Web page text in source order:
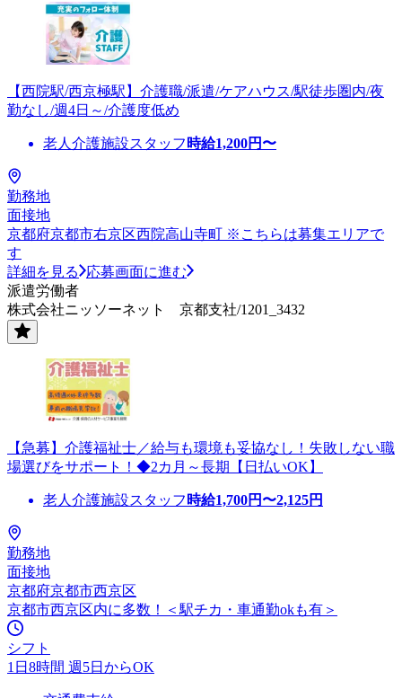
【西院駅/西京極駅】介護職/派遣/ケアハウス/駅徒歩圏内/夜
勤なし/週4日～/介護度低め
老人介護施設スタッフ 時給1,200円〜
勤務地
面接地
京都府京都市右京区西院高山寺町 ※こちらは募集エリアで
す
詳細を見る
応募画面に進む
派遣労働者
株式会社ニッソーネット 京都支社/1201_3432
【急募】介護福祉士／給与も環境も妥協なし！失敗しない職
場選びをサポート！◆2カ月～長期【日払いOK】
老人介護施設スタッフ 時給1,700円〜2,125円
勤務地
面接地
京都府京都市西京区
京都市西京区内に多数！＜駅チカ・車通勤okも有＞
シフト
1日8時間 週5日からOK